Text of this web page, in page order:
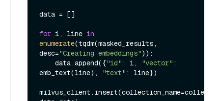
data = []
for i, line in
enumerate(tqdm(masked_results,
desc="Creating embeddings")):
    data.append({
"id" : i, "vector" :
emb_text(line),
"text" : line})